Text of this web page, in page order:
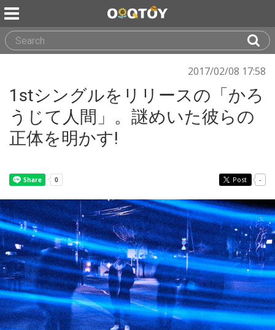
2017/02/08 17:58
1stシングルをリリースの「かろ
うじて人間」。謎めいた彼らの
正体を明かす!
Post -